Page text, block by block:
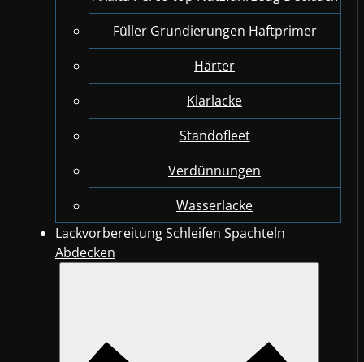
Füller Grundierungen Haftprimer
Härter
Klarlacke
Standofleet
Verdünnungen
Wasserlacke
Lackvorbereitung Schleifen Spachteln
Abdecken